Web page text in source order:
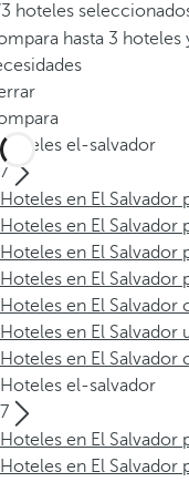
hoteles
hasta 3 hoteles
Hoteles el-salvador
7
Hoteles en El
Hoteles en El
Hoteles en El
Hoteles en El
Hoteles en El
Hoteles en El
Hoteles en El
Hoteles el-salvador
7
Hoteles en El
Hoteles en El